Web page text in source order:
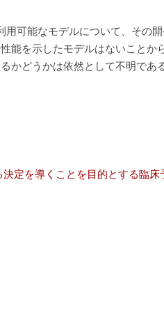
用可能なモデルについて、その
能を示したモデルはないこと
かどうかは依然として不明である
定を導くことを目的とする臨